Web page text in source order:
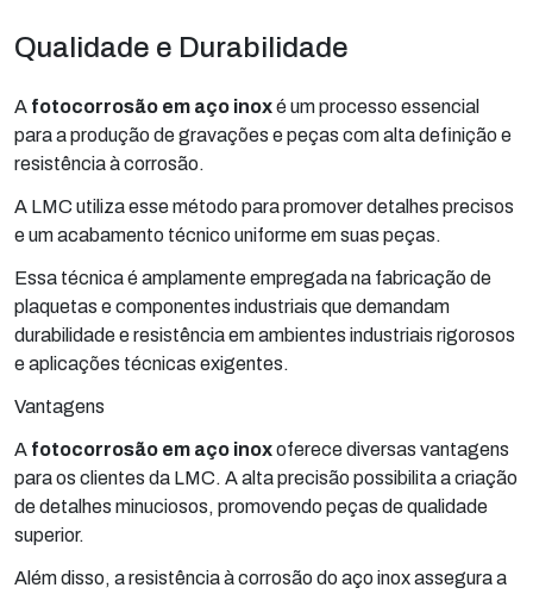
Qualidade e Durabilidade
A fotocorrosão em aço inoxé um processo essencial
para a produção de gravações e peças com alta definição e
resistência à corrosão.
A LMC utiliza esse método para promover detalhes precisos
e um acabamento técnico uniforme em suas peças.
Essa técnica é amplamente empregada na fabricação de
plaquetas e componentes industriais que demandam
durabilidade e resistência em ambientes industriais rigorosos
e aplicações técnicas exigentes.
Vantagens
A fotocorrosão em aço inoxoferece diversas vantagens
para os clientes da LMC. A alta precisão possibilita a criação
de detalhes minuciosos, promovendo peças de qualidade
superior.
Além disso, a resistência à corrosão do aço inox assegura a